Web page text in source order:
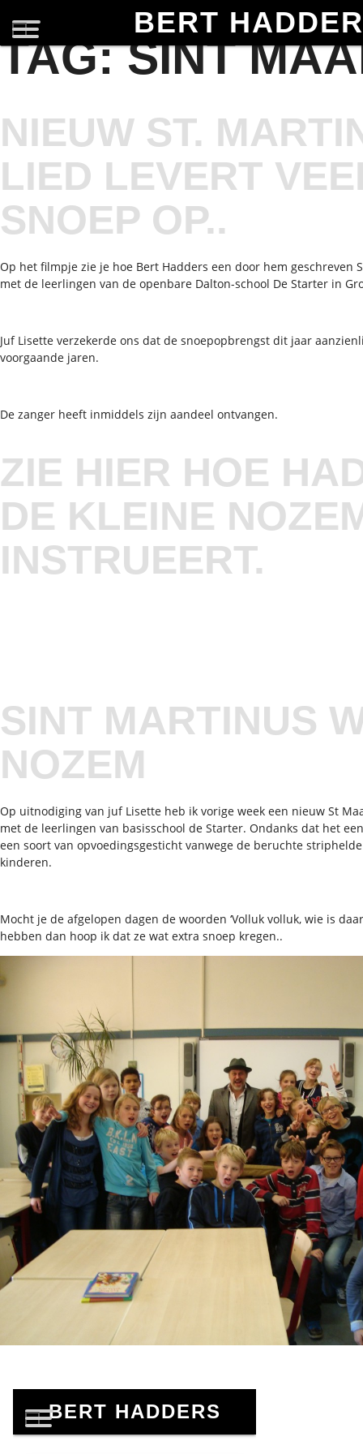
BERT
TAG:SINT
NIEUW ST.
LIED LEVERT
SNOEP OP..
Op het filmpje zie je hoe Bert Hadders een door hem geschreven
met de leerlingen van de openbare Dalton-school De Starter in
Juf Lisette verzekerde ons dat de snoepopbrengst dit jaar
voorgaande jaren.
De zanger heeft inmiddels zijn aandeel ontvangen.
ZIE HIER HOE
DE KLEINE
INSTRUEERT.
SINT MARTINUS
NOZEM
Op uitnodiging van juf Lisette heb ik vorige week een nieuw St
met de leerlingen van basisschool de Starter. Ondanks dat het
een soort van opvoedingsgesticht vanwege de beruchte
kinderen.
Mocht je de afgelopen dagen de woorden ‘Volluk volluk, wie is
hebben dan hoop ik dat ze wat extra snoep kregen..